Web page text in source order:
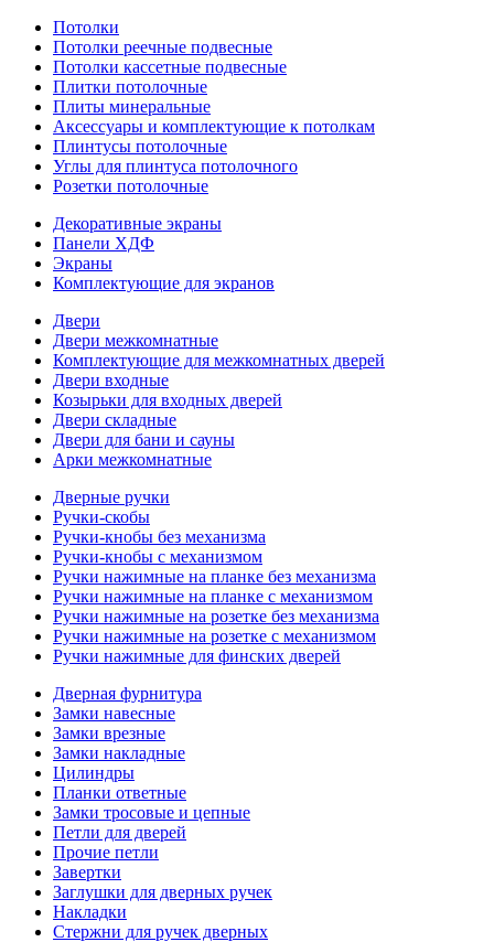
Потолки
Потолки реечные подвесные
Потолки кассетные подвесные
Плитки потолочные
Плиты минеральные
Аксессуары и комплектующие к потолкам
Плинтусы потолочные
Углы для плинтуса потолочного
Розетки потолочные
Декоративные экраны
Панели ХДФ
Экраны
Комплектующие для экранов
Двери
Двери межкомнатные
Комплектующие для межкомнатных дверей
Двери входные
Козырьки для входных дверей
Двери складные
Двери для бани и сауны
Арки межкомнатные
Дверные ручки
Ручки-скобы
Ручки-кнобы без механизма
Ручки-кнобы с механизмом
Ручки нажимные на планке без механизма
Ручки нажимные на планке с механизмом
Ручки нажимные на розетке без механизма
Ручки нажимные на розетке с механизмом
Ручки нажимные для финских дверей
Дверная фурнитура
Замки навесные
Замки врезные
Замки накладные
Цилиндры
Планки ответные
Замки тросовые и цепные
Петли для дверей
Прочие петли
Завертки
Заглушки для дверных ручек
Накладки
Стержни для ручек дверных